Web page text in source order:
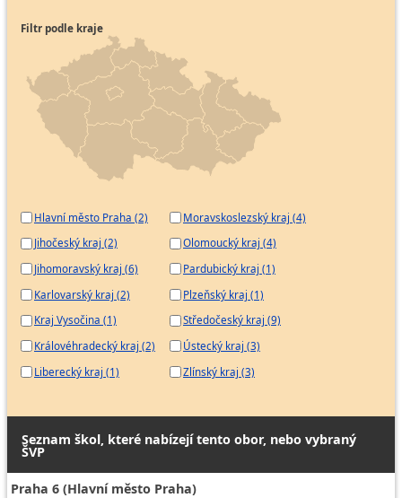
Filtr podle kraje
Hlavní město Praha (2)
Jihočeský kraj (2)
Jihomoravský kraj (6)
Karlovarský kraj (2)
Kraj Vysočina (1)
Královéhradecký kraj (2)
Liberecký kraj (1)
Moravskoslezský kraj (4)
Olomoucký kraj (4)
Pardubický kraj (1)
Plzeňský kraj (1)
Středočeský kraj (9)
Ústecký kraj (3)
Zlínský kraj (3)
Seznam škol, které nabízejí tento obor, nebo vybraný
ŠVP
Praha 6 (Hlavní město Praha)